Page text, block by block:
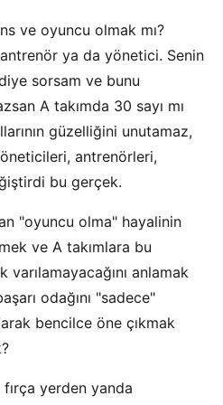
ve oyuncu olmak mı?
ya da yönetici. Senin
sorsam ve bunu
A takımda 30 sayı mı
güzelliğini unutamaz,
antrenörleri,
bu gerçek.
"oyuncu olma" hayalinin
ve A takımlara bu
anlamak
odağını "sadece"
bencilce öne çıkmak
yerden yanda